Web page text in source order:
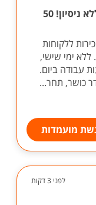
16,000 ב-6 שעות עבודה ללא ניסיון! 50
ללקוחות
ימי שישי,
א' -ה' במשמרות. 6 שעות עבודה ביום.
כושר, תחר...
מועמדות
לפני 3 דקות